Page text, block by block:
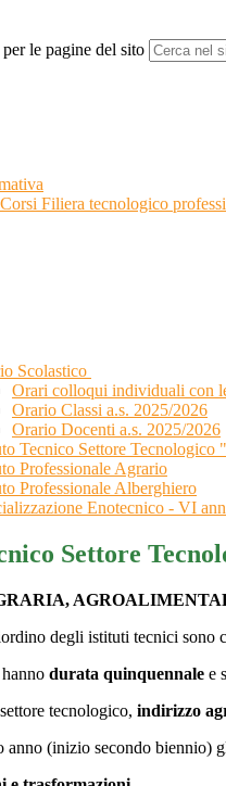
le pagine del sito
Filiera tecnologico
Scolastico
Orari colloqui individuali con
Orario Classi a.s. 2025/2026
Orario Docenti a.s. 2025/2026
Tecnico Settore Tecnologico
Professionale Agrario
Professionale Alberghiero
Enotecnico - VI
Settore
degli istituti tecnici sono
durata quinquennale e
tecnologico, indirizzo
anno (inizio secondo biennio)